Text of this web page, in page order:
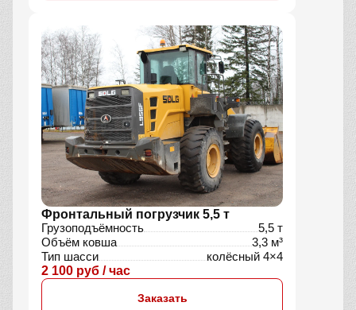
Фронтальный погрузчик 5,5 т
Грузоподъёмность
5,5 т
Объём ковша
3,3 м³
Тип шасси
колёсный 4×4
2 100 руб / час
Заказать